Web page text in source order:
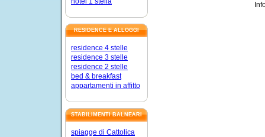
RESIDENCE E ALLOGGI
residence 4 stelle
residence 3 stelle
residence 2 stelle
bed & breakfast
appartamenti in affitto
STABILIMENTI BALNEARI
spiagge di Cattolica